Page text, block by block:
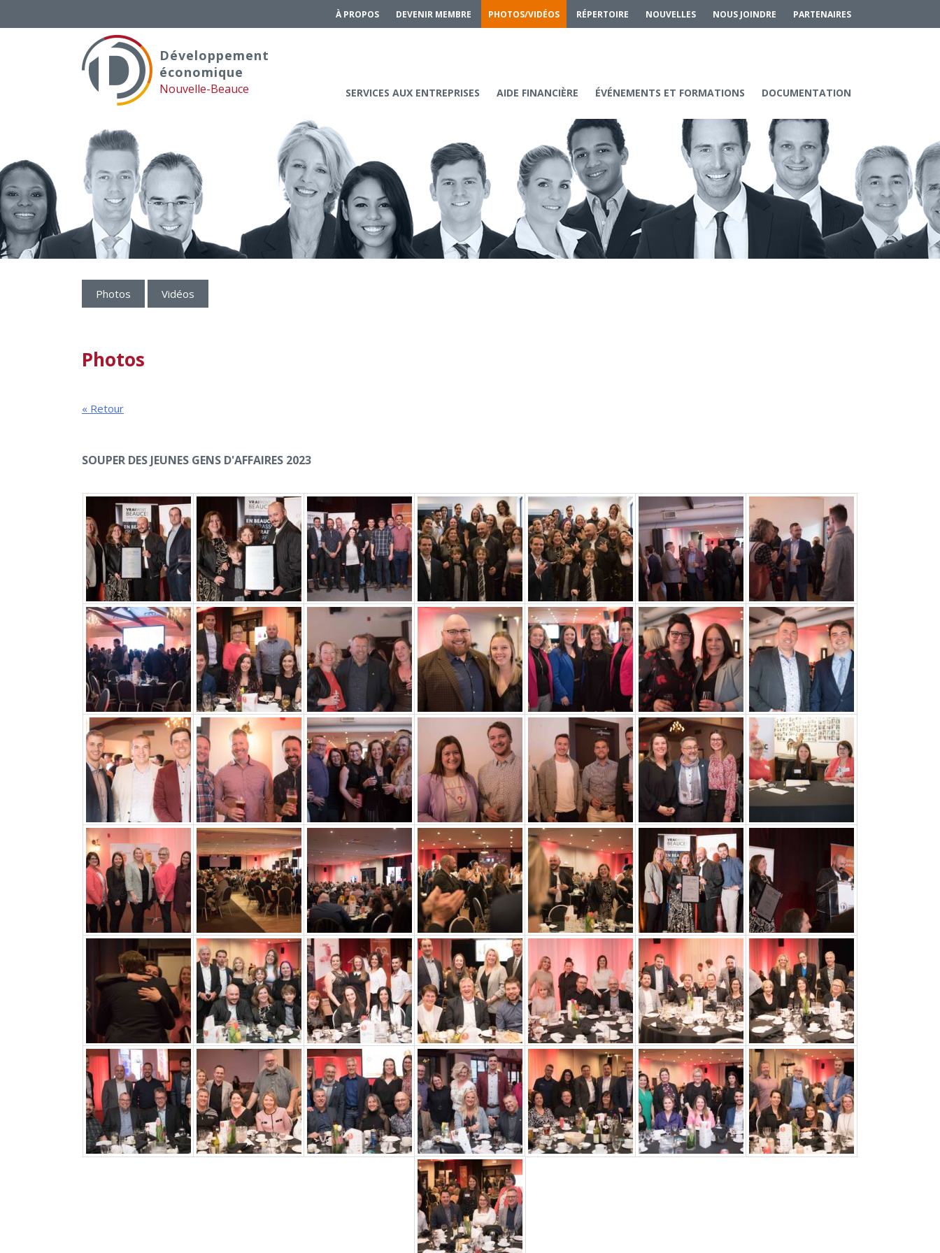
Services aux entreprises
Innovation / Productivité
Investir en Nouvelle-Beauce
À PROPOS DEVENIR MEMBRE PHOTOS/VIDÉOS RÉPERTOIRE NOUVELLES NOUS JOINDRE PARTENAIRES
Développement
économique
Nouvelle-Beauce SERVICES AUX ENTREPRISES AIDE FINANCIÈRE ÉVÉNEMENTS ET FORMATIONS DOCUMENTATION
Photos Vidéos
Photos
« Retour
SOUPER DES JEUNES GENS D'AFFAIRES 2023